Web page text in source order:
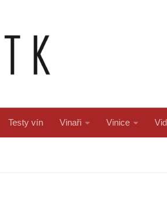
Testy vín Vinaři Vinice